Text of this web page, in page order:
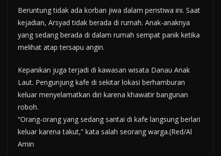
Beruntung tidak ada korban jiwa dalam peristiwa ini. Saat
kejadian, Arsyad tidak berada di rumah. Anak-anaknya
yang sedang berada di dalam rumah sempat panik ketika
melihat atap tersapu angin.
Kepanikan juga terjadi di kawasan wisata Danau Anak
Laut. Pengunjung kafe di sekitar lokasi berhamburan
keluar menyelamatkan diri karena khawatir bangunan
roboh.
“Orang-orang yang sedang santai di kafe langsung berlari
keluar karena takut,” kata salah seorang warga.(Red/Al
Amin